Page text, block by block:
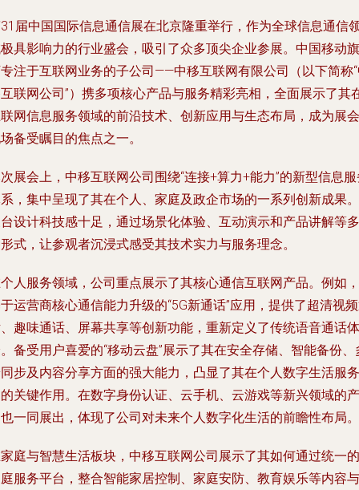
届中国国际信息通信展在北京隆重举行，作为全球信息通信
具影响力的行业盛会，吸引了众多顶尖企业参展。中国移动旗
注于互联网业务的子公司——中移互联网有限公司（以下简称
联网公司”）携多项核心产品与服务精彩亮相，全面展示了其
网信息服务领域的前沿技术、创新应用与生态布局，成为展会
备受瞩目的焦点之一。
展会上，中移互联网公司围绕“连接+算力+能力”的新型信息
，集中呈现了其在个人、家庭及政企市场的一系列创新成果。
设计科技感十足，通过场景化体验、互动演示和产品讲解等多
式，让参观者沉浸式感受其技术实力与服务理念。
人服务领域，公司重点展示了其核心通信互联网产品。例如，
运营商核心通信能力升级的“5G新通话”应用，提供了超清视
趣味通话、屏幕共享等创新功能，重新定义了传统语音通话体
备受用户喜爱的“移动云盘”展示了其在安全存储、智能备份、
步及内容分享方面的强大能力，凸显了其在个人数字生活服务
关键作用。在数字身份认证、云手机、云游戏等新兴领域的产
一同展出，体现了公司对未来个人数字化生活的前瞻性布局。
庭与智慧生活板块，中移互联网公司展示了其如何通过统一的
服务平台，整合智能家居控制、家庭安防、教育娱乐等内容与